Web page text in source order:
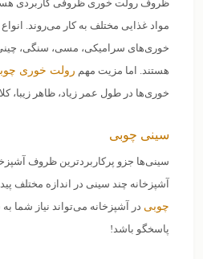
ظروف رولت خوری ظروفی کاربردی
مواد غذایی مختلف به کار می‌روند.
خوری‌های سرامیکی، مسی، سنگی، چینی
هستند. اما مزیت مهم رولت خوری
خوری‌ها در طول عمر زیاد، ظاهر
سینی چوبی
سینی‌ها جزو پرکاربردترین ظروف
آشپزخانه چند سینی در اندازه مختلف
چوبی در آشپزخانه می‌تواند نیاز شما
پاسخگو باشد!